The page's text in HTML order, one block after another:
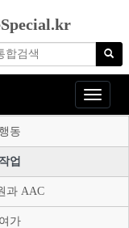
Toggle
동
업
과 AAC
가